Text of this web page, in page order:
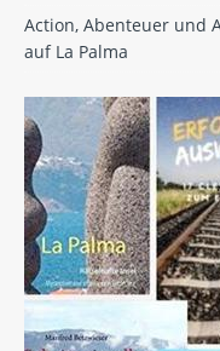
Action, Abenteuer und
auf La Palma